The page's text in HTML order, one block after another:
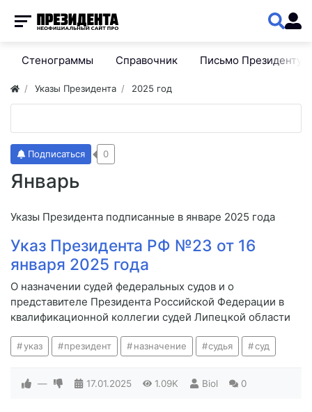
Стенограммы Справочник Письмо Президенту
Указы Президента 2025 год
Январь
Подписаться 0
Указы Президента подписанные в январе 2025 года
Указ Президента РФ №23 от 16
января 2025 года
О назначении судей федеральных судов и о
представителе Президента Российской Федерации в
квалификационной коллегии судей Липецкой области
указ президент назначение судья суд
— 17.01.2025 1.09K Biol 0